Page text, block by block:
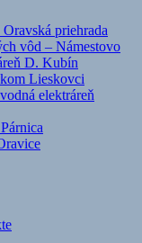
priehrada
vôd – Námestovo
D. Kubín
Lieskovci
elektráreň